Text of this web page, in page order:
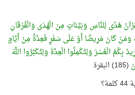
هُدًى لِلنَّاسِ وَبَيِّنَاتٍ مِنَ الْهُدَى وَالْفُرْقَانِ
كَانَ مَرِيضًا أَوْ عَلَى سَفَرٍ فَعِدَّةٌ مِنْ أَيَّامٍ
بِكُمُ الْعُسْرَ وَلِتُكْمِلُوا الْعِدَّةَ وَلِتُكَبِّرُوا اللَّهَ
(185) البقرة